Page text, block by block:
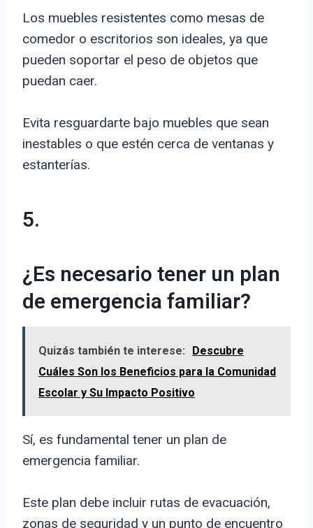
Los muebles resistentes como mesas de
comedor o escritorios son ideales, ya que
pueden soportar el peso de objetos que
puedan caer.
Evita resguardarte bajo muebles que sean
inestables o que estén cerca de ventanas y
estanterías.
5.
¿Es necesario tener un plan
de emergencia familiar?
Quizás también te interese:
Descubre
Cuáles Son los Beneficios para la Comunidad
Escolar y Su Impacto Positivo
Sí, es fundamental tener un plan de
emergencia familiar.
Este plan debe incluir rutas de evacuación,
zonas de seguridad y un punto de encuentro